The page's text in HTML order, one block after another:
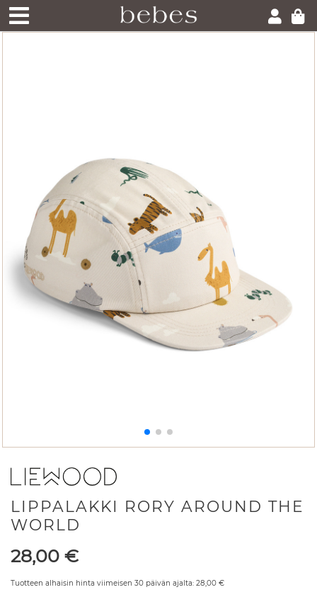
LIPPALAKKI RORY AROUND THE
WORLD
Hinta
28,00 €
Tuotteen alhaisin hinta viimeisen 30 päivän ajalta: 28,00 €